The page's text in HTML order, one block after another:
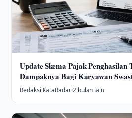
Update Skema Pajak Penghasilan
Dampaknya Bagi Karyawan
Redaksi KataRadar·2 bulan lalu